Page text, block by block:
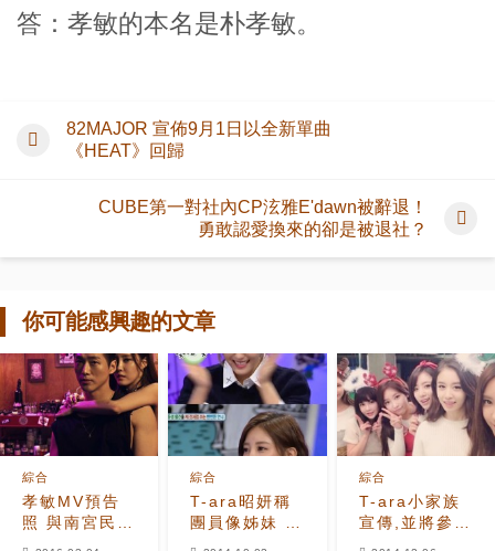
答：孝敏的本名是朴孝敏。
82MAJOR 宣佈9月1日以全新單曲
《HEAT》回歸
CUBE第一對社內CP泫雅E'dawn被辭退！
勇敢認愛換來的卻是被退社？
你可能感興趣的文章
孝敏MV預告
照 與南宮民緊
綜合
T-ara昭妍稱
團員像姊妹 按
綜合
T-ara小家族
宣傳,並將參加
綜合